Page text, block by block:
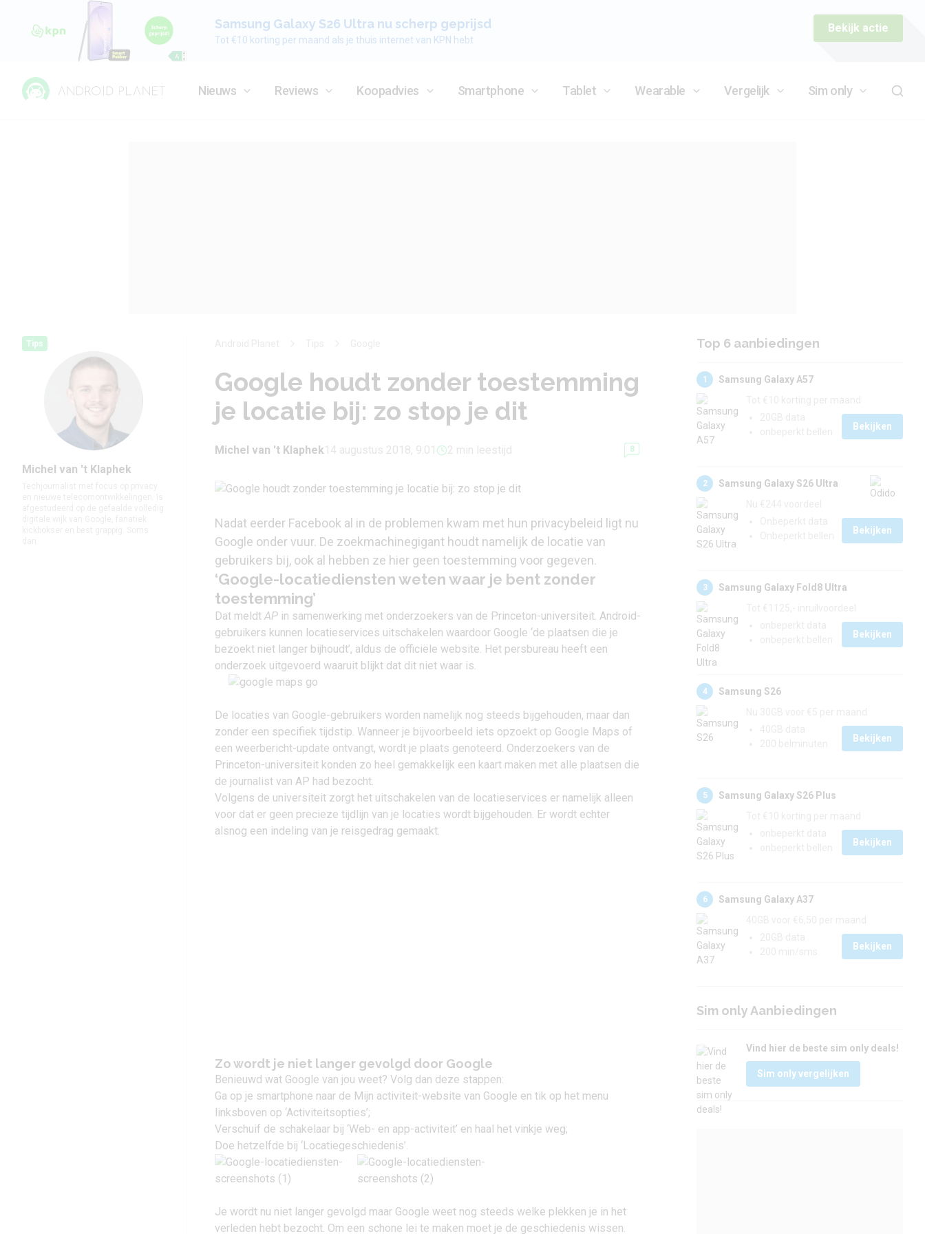
Samsung Galaxy S26 Ultra nu scherp geprijsd
Tot €10 korting per maand als je thuis internet van KPN hebt
Bekijk actie
Nieuws Reviews Koopadvies Smartphone Tablet Wearable Vergelijk Sim only
Tips
Michel van 't Klaphek
Google houdt zonder toestemming
je locatie bij: zo stop je dit
Michel van 't Klaphek14 augustus 2018, 9:01 2 min leestijd 8
Nadat eerder Facebook al in de problemen kwam met hun privacybeleid ligt nu
Google onder vuur. De zoekmachinegigant houdt namelijk de locatie van
gebruikers bij, ook al hebben ze hier geen toestemming voor gegeven.
‘Google-locatiediensten weten waar je bent zonder
toestemming’
Dat meldt AP in samenwerking met onderzoekers van de Princeton-universiteit. Android-
gebruikers kunnen locatieservices uitschakelen waardoor Google ‘de plaatsen die je
bezoekt niet langer bijhoudt’, aldus de officiële website. Het persbureau heeft een
onderzoek uitgevoerd waaruit blijkt dat dit niet waar is.
De locaties van Google-gebruikers worden namelijk nog steeds bijgehouden, maar dan
zonder een specifiek tijdstip. Wanneer je bijvoorbeeld iets opzoekt op Google Maps of
een weerbericht-update ontvangt, wordt je plaats genoteerd. Onderzoekers van de
Princeton-universiteit konden zo heel gemakkelijk een kaart maken met alle plaatsen die
de journalist van AP had bezocht.
Volgens de universiteit zorgt het uitschakelen van de locatieservices er namelijk alleen
voor dat er geen precieze tijdlijn van je locaties wordt bijgehouden. Er wordt echter
alsnog een indeling van je reisgedrag gemaakt.
Zo wordt je niet langer gevolgd door Google
Benieuwd wat Google van jou weet? Volg dan deze stappen:
Ga op je smartphone naar de Mijn activiteit-website van Google en tik op het menu
linksboven op ‘Activiteitsopties’;
Verschuif de schakelaar bij ‘Web- en app-activiteit’ en haal het vinkje weg;
Doe hetzelfde bij ‘Locatiegeschiedenis’.
Je wordt nu niet langer gevolgd maar Google weet nog steeds welke plekken je in het
verleden hebt bezocht. Om een schone lei te maken moet je de geschiedenis wissen.
Top 6 aanbiedingen
1
Samsung Galaxy A57
Bekijken
2
Samsung Galaxy S26 Ultra
Bekijken
3
Samsung Galaxy Fold8 Ultra
Bekijken
4
Samsung S26
Bekijken
5
Samsung Galaxy S26 Plus
Bekijken
6
Samsung Galaxy A37
Bekijken
Sim only Aanbiedingen
Vind hier de beste sim only deals!
Sim only vergelijken